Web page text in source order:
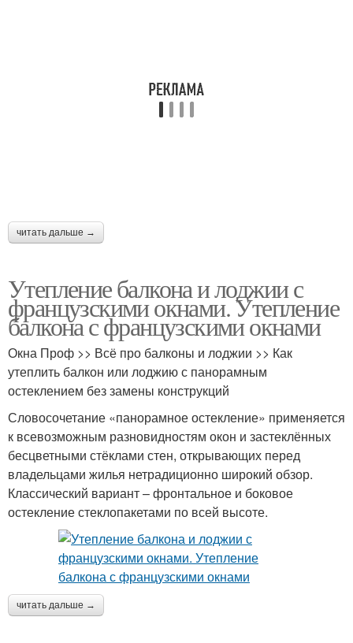
читать дальше →
Утепление балкона и лоджии с
французскими окнами. Утепление
балкона с французскими окнами
Окна Проф >> Всё про балконы и лоджии >> Как
утеплить балкон или лоджию с панорамным
остеклением без замены конструкций
Словосочетание «панорамное остекление» применяется
к всевозможным разновидностям окон и застеклённых
бесцветными стёклами стен, открывающих перед
владельцами жилья нетрадиционно широкий обзор.
Классический вариант – фронтальное и боковое
остекление стеклопакетами по всей высоте.
читать дальше →